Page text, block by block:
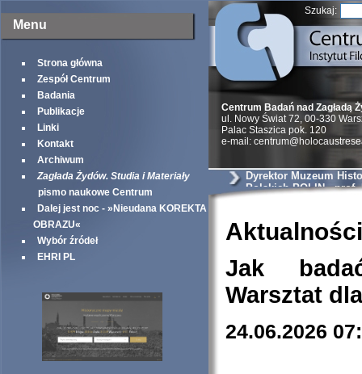
Menu
Strona główna
Zespół Centrum
Badania
Publikacje
Linki
Kontakt
Archiwum
Zagłada Żydów. Studia i Materiały
pismo naukowe Centrum
Dalej jest noc - »Nieudana KOREKTA
OBRAZU«
Wybór źródeł
EHRI PL
Szukaj:
Centrum Badań nad Zagładą
ul. Nowy Świat 72, 00-330
Palac Staszica pok. 120
e-mail:
Dyrektor Muzeum
Polskich POLIN - prof.
Aktualności
Jak
Warsztat
24.06.2026